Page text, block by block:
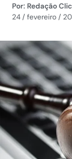
Por:Redação
24 / fevereiro /